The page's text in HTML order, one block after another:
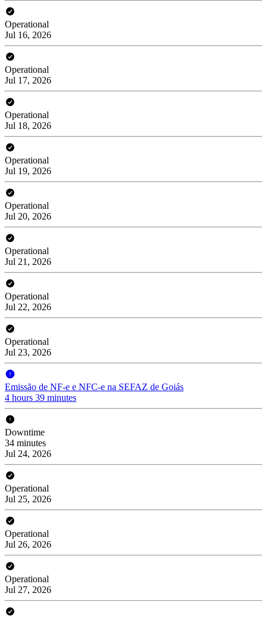
Operational
Jul 16, 2026
Operational
Jul 17, 2026
Operational
Jul 18, 2026
Operational
Jul 19, 2026
Operational
Jul 20, 2026
Operational
Jul 21, 2026
Operational
Jul 22, 2026
Operational
Jul 23, 2026
Emissão de NF-e e NFC-e na SEFAZ de Goiás
4 hours 39 minutes
Downtime
34 minutes
Jul 24, 2026
Operational
Jul 25, 2026
Operational
Jul 26, 2026
Operational
Jul 27, 2026